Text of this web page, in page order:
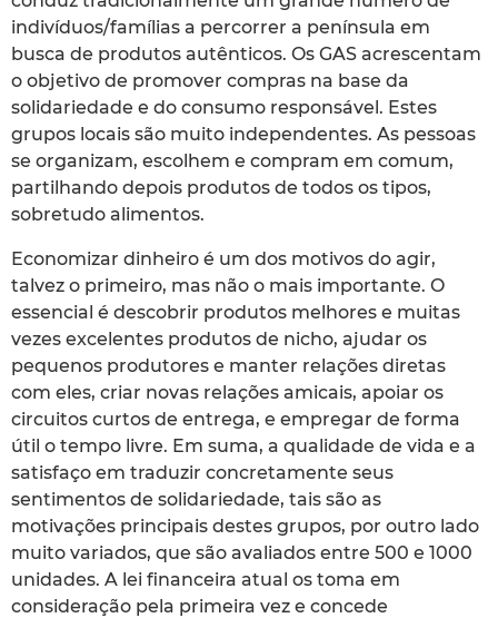
indivíduos/famílias a percorrer a península em
busca de produtos autênticos. Os GAS acrescentam
o objetivo de promover compras na base da
solidariedade e do consumo responsável. Estes
grupos locais são muito independentes. As pessoas
se organizam, escolhem e compram em comum,
partilhando depois produtos de todos os tipos,
sobretudo alimentos.
Economizar dinheiro é um dos motivos do agir,
talvez o primeiro, mas não o mais importante. O
essencial é descobrir produtos melhores e muitas
vezes excelentes produtos de nicho, ajudar os
pequenos produtores e manter relações diretas
com eles, criar novas relações amicais, apoiar os
circuitos curtos de entrega, e empregar de forma
útil o tempo livre. Em suma, a qualidade de vida e a
satisfaço em traduzir concretamente seus
sentimentos de solidariedade, tais são as
motivações principais destes grupos, por outro lado
muito variados, que são avaliados entre 500 e 1000
unidades. A lei financeira atual os toma em
consideração pela primeira vez e concede